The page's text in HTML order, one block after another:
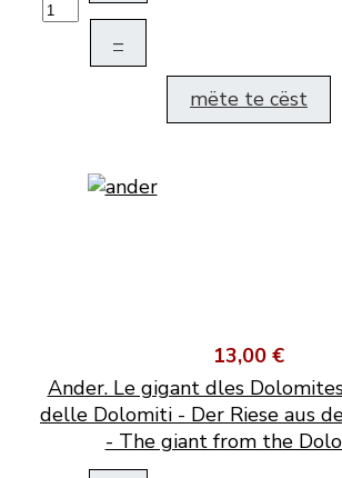
–
mëte te cëst
13,00 €
Ander. Le gigant dles
delle Dolomiti - Der Riese aus
- The giant from the